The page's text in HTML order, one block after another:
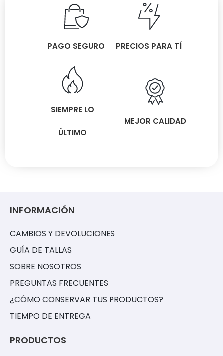
PAGO SEGURO PRECIOS PARA TÍ
SIEMPRE LO
ÚLTIMO
MEJOR CALIDAD
INFORMACIÓN
CAMBIOS Y DEVOLUCIONES
GUÍA DE TALLAS
SOBRE NOSOTROS
PREGUNTAS FRECUENTES
¿CÓMO CONSERVAR TUS PRODUCTOS?
TIEMPO DE ENTREGA
PRODUCTOS